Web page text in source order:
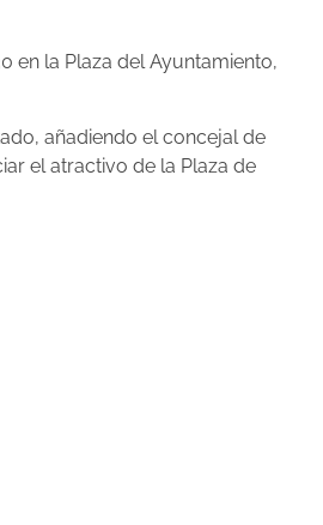
en la Plaza del Ayuntamiento,
añadiendo el concejal de
el atractivo de la Plaza de